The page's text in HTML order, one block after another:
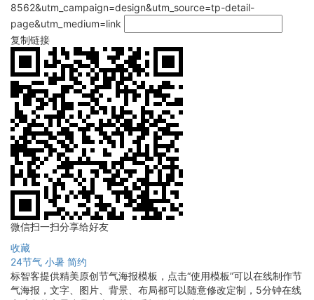
8562&utm_campaign=design&utm_source=tp-detail-
page&utm_medium=link
复制链接
微信扫一扫分享给好友
收藏
24节气 小暑 简约
标智客提供精美原创节气海报模板，点击“使用模板”可以在线制作节
气海报，文字、图片、背景、布局都可以随意修改定制，5分钟在线